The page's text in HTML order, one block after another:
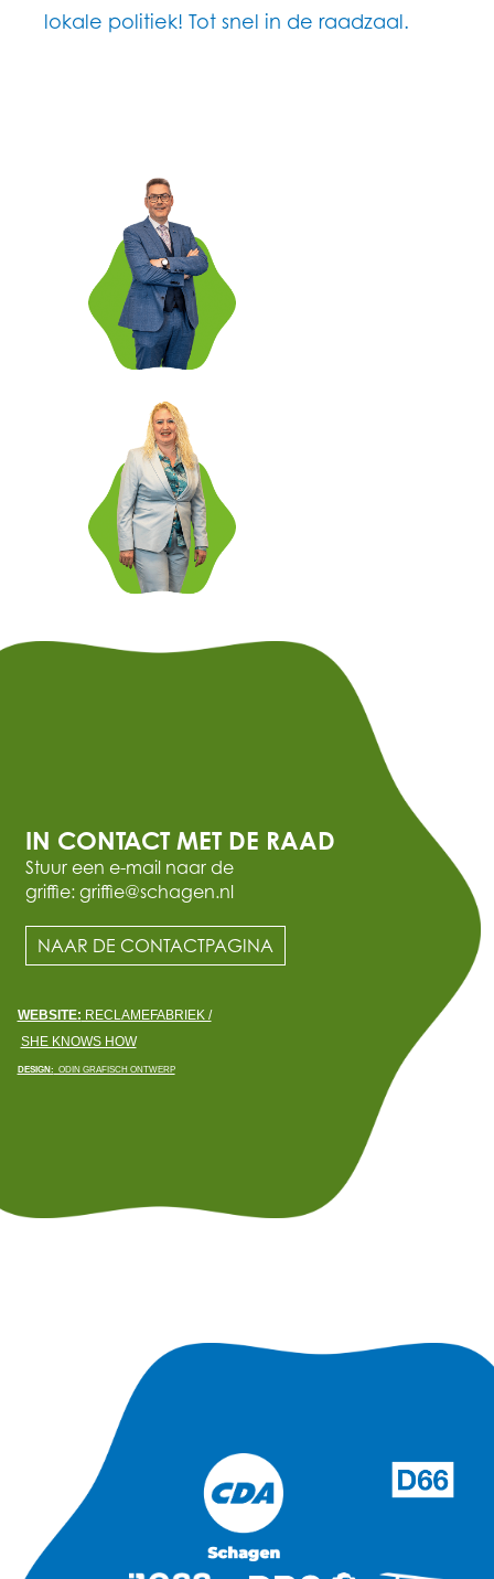
lokale politiek! Tot snel in de raadzaal.
IN CONTACT MET DE RAAD
Stuur een e-mail naar de
griffie: griffie@schagen.nl
NAAR DE CONTACTPAGINA
WEBSITE: RECLAMEFABRIEK /
SHE KNOWS HOW
DESIGN: ODIN GRAFISCH ONTWERP